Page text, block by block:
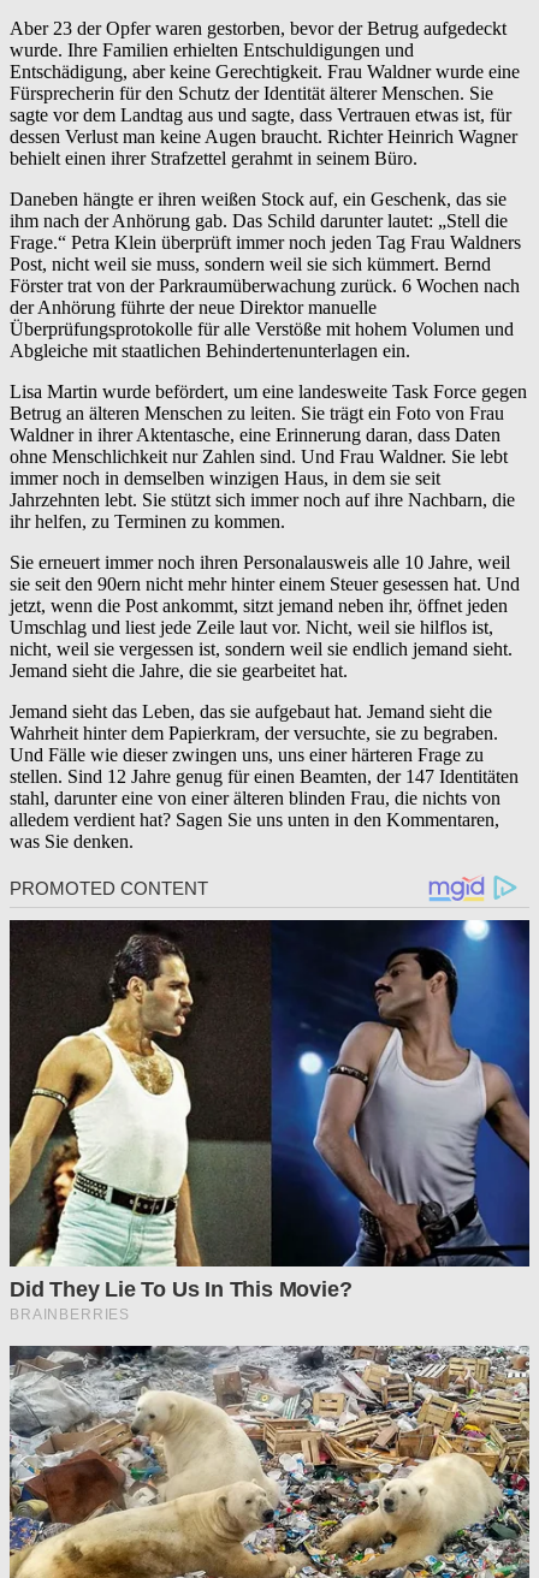
Aber 23 der Opfer waren gestorben, bevor der Betrug aufgedeckt
wurde. Ihre Familien erhielten Entschuldigungen und
Entschädigung, aber keine Gerechtigkeit. Frau Waldner wurde eine
Fürsprecherin für den Schutz der Identität älterer Menschen. Sie
sagte vor dem Landtag aus und sagte, dass Vertrauen etwas ist, für
dessen Verlust man keine Augen braucht. Richter Heinrich Wagner
behielt einen ihrer Strafzettel gerahmt in seinem Büro.
Daneben hängte er ihren weißen Stock auf, ein Geschenk, das sie
ihm nach der Anhörung gab. Das Schild darunter lautet: „Stell die
Frage.“ Petra Klein überprüft immer noch jeden Tag Frau Waldners
Post, nicht weil sie muss, sondern weil sie sich kümmert. Bernd
Förster trat von der Parkraumüberwachung zurück. 6 Wochen nach
der Anhörung führte der neue Direktor manuelle
Überprüfungsprotokolle für alle Verstöße mit hohem Volumen und
Abgleiche mit staatlichen Behindertenunterlagen ein.
Lisa Martin wurde befördert, um eine landesweite Task Force gegen
Betrug an älteren Menschen zu leiten. Sie trägt ein Foto von Frau
Waldner in ihrer Aktentasche, eine Erinnerung daran, dass Daten
ohne Menschlichkeit nur Zahlen sind. Und Frau Waldner. Sie lebt
immer noch in demselben winzigen Haus, in dem sie seit
Jahrzehnten lebt. Sie stützt sich immer noch auf ihre Nachbarn, die
ihr helfen, zu Terminen zu kommen.
Sie erneuert immer noch ihren Personalausweis alle 10 Jahre, weil
sie seit den 90ern nicht mehr hinter einem Steuer gesessen hat. Und
jetzt, wenn die Post ankommt, sitzt jemand neben ihr, öffnet jeden
Umschlag und liest jede Zeile laut vor. Nicht, weil sie hilflos ist,
nicht, weil sie vergessen ist, sondern weil sie endlich jemand sieht.
Jemand sieht die Jahre, die sie gearbeitet hat.
Jemand sieht das Leben, das sie aufgebaut hat. Jemand sieht die
Wahrheit hinter dem Papierkram, der versuchte, sie zu begraben.
Und Fälle wie dieser zwingen uns, uns einer härteren Frage zu
stellen. Sind 12 Jahre genug für einen Beamten, der 147 Identitäten
stahl, darunter eine von einer älteren blinden Frau, die nichts von
alledem verdient hat? Sagen Sie uns unten in den Kommentaren,
was Sie denken.